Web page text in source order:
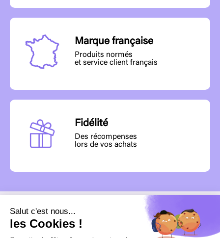
Marque française
Produits normés
et service client français
Fidélité
Des récompenses
lors de vos achats
MENU